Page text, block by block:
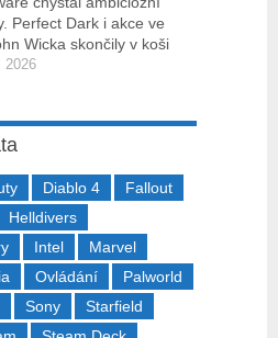
Perfect Dark i akce ve
Wicka skončily v koši
2026
Diablo 4
Fallout
Helldivers
Intel
Marvel
Ovládání
Palworld
Sony
Starfield